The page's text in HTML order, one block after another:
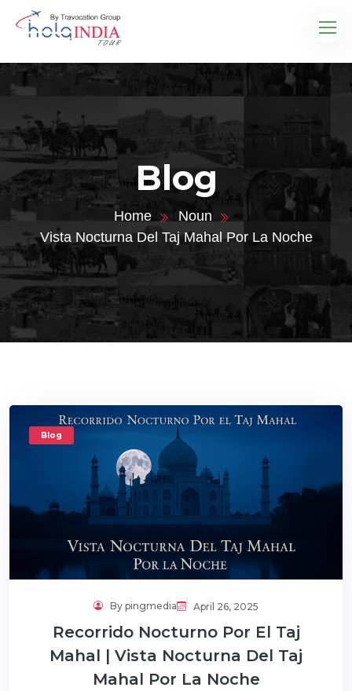
Blog
Home
Noun
Vista Nocturna Del Taj Mahal Por La Noche
Blog
By pingmedia April 26, 2025
Recorrido Nocturno Por El Taj
Mahal | Vista Nocturna Del Taj
Mahal Por La Noche